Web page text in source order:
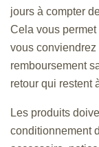
jours à compter
Cela vous
vous
remboursement
retour qui restent
Les produits
conditionnement